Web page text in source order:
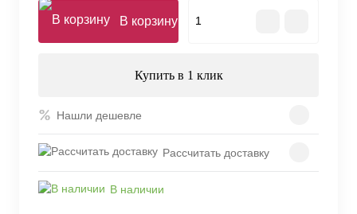
В корзину
Купить в 1 клик
Нашли дешевле
Рассчитать доставку
В наличии